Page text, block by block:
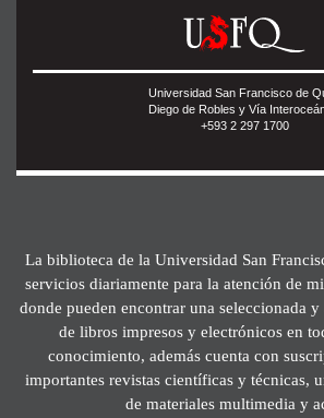
Universidad San Francisco de
Diego de Robles y Vía
+593 2 297 1700
La biblioteca de la Universidad San
servicios diariamente para la atención de
donde pueden encontrar una seleccionada
de libros impresos y electrónicos en
conocimiento, además cuenta con
importantes revistas científicas y técnicas,
de materiales multimedia y